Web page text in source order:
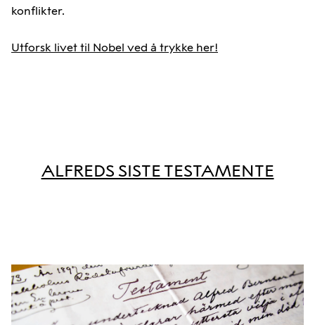
konflikter.
Utforsk livet til Nobel ved å trykke her!
ALFREDS SISTE TESTAMENTE